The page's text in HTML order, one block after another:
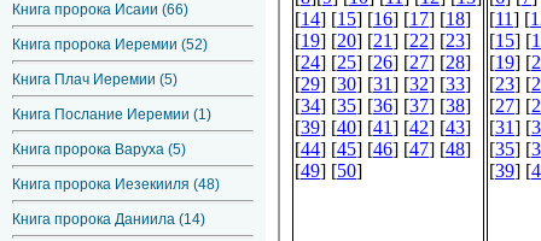
Книга пророка Исаии (66)
Книга пророка Иеремии (52)
Книга Плач Иеремии (5)
Книга Послание Иеремии (1)
Книга пророка Варуха (5)
Книга пророка Иезекииля (48)
Книга пророка Даниила (14)